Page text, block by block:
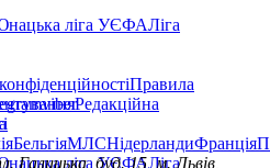
ліга УЄФАЛіга
Правила
Редакційна
viber
БельгіяМЛСНідерландиФранція
ліга УЄФАЛіга
Галицька, буд. 15, м. Львів,